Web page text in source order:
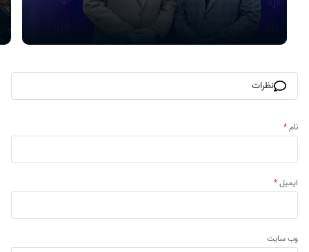
نظرات
نام*
ایمیل*
وب‌ سایت